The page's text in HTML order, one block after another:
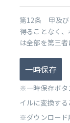
第12条 甲及び
得ることなく
は全部を第三
一時保存
※一時保存ボタ
イルに変換する
※ダウンロード